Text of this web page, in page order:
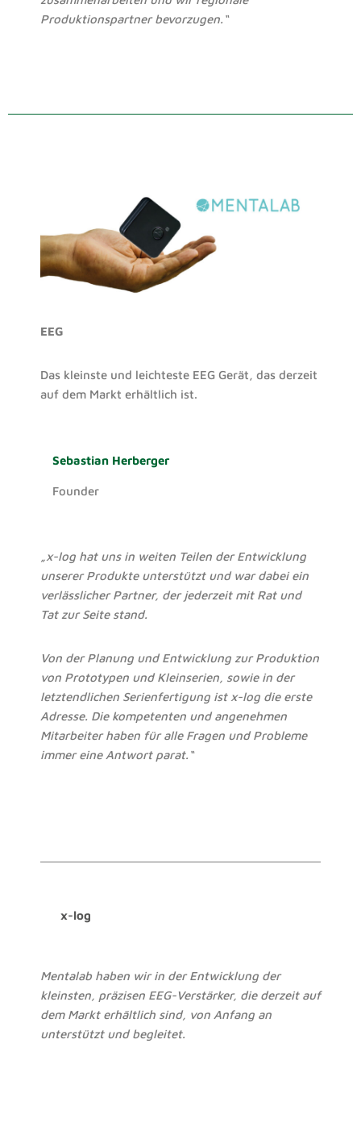
Produktionspartner bevorzugen.“
EEG
Das kleinste und leichteste EEG Gerät, das derzeit
auf dem Markt erhältlich ist.
Sebastian Herberger
Founder
„x-log hat uns in weiten Teilen der Entwicklung
unserer Produkte unterstützt und war dabei ein
verlässlicher Partner, der jederzeit mit Rat und
Tat zur Seite stand.
Von der Planung und Entwicklung zur Produktion
von Prototypen und Kleinserien, sowie in der
letztendlichen Serienfertigung ist x-log die erste
Adresse. Die kompetenten und angenehmen
Mitarbeiter haben für alle Fragen und Probleme
immer eine Antwort parat.“
x-log
Mentalab haben wir in der Entwicklung der
kleinsten, präzisen EEG-Verstärker, die derzeit auf
dem Markt erhältlich sind, von Anfang an
unterstützt und begleitet.